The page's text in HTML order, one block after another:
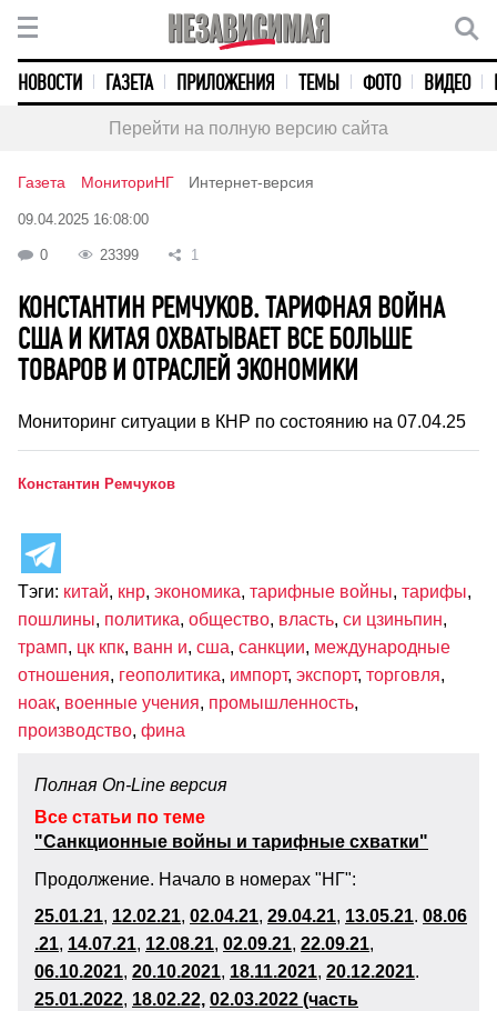
НОВОСТИ ГАЗЕТА ПРИЛОЖЕНИЯ ТЕМЫ ФОТО ВИДЕО
Перейти на полную версию сайта
Газета МониториНГ Интернет-версия
09.04.2025 16:08:00
0 23399 1
КОНСТАНТИН РЕМЧУКОВ. ТАРИФНАЯ ВОЙНА
США И КИТАЯ ОХВАТЫВАЕТ ВСЕ БОЛЬШЕ
ТОВАРОВ И ОТРАСЛЕЙ ЭКОНОМИКИ
Мониторинг ситуации в КНР по состоянию на 07.04.25
Константин Ремчуков
Тэги: китай, кнр, экономика, тарифные войны, тарифы,
пошлины, политика, общество, власть, си цзиньпин,
трамп, цк кпк, ванн и, сша, санкции, международные
отношения, геополитика, импорт, экспорт, торговля,
ноак, военные учения, промышленность,
производство, фина
Полная On-Line версия
Все статьи по теме
"Санкционные войны и тарифные схватки"
Продолжение. Начало в номерах "НГ":
25.01.21, 12.02.21, 02.04.21, 29.04.21, 13.05.21. 08.06
.21, 14.07.21, 12.08.21, 02.09.21, 22.09.21,
06.10.2021, 20.10.2021, 18.11.2021, 20.12.2021.
25.01.2022, 18.02.22, 02.03.2022 (часть